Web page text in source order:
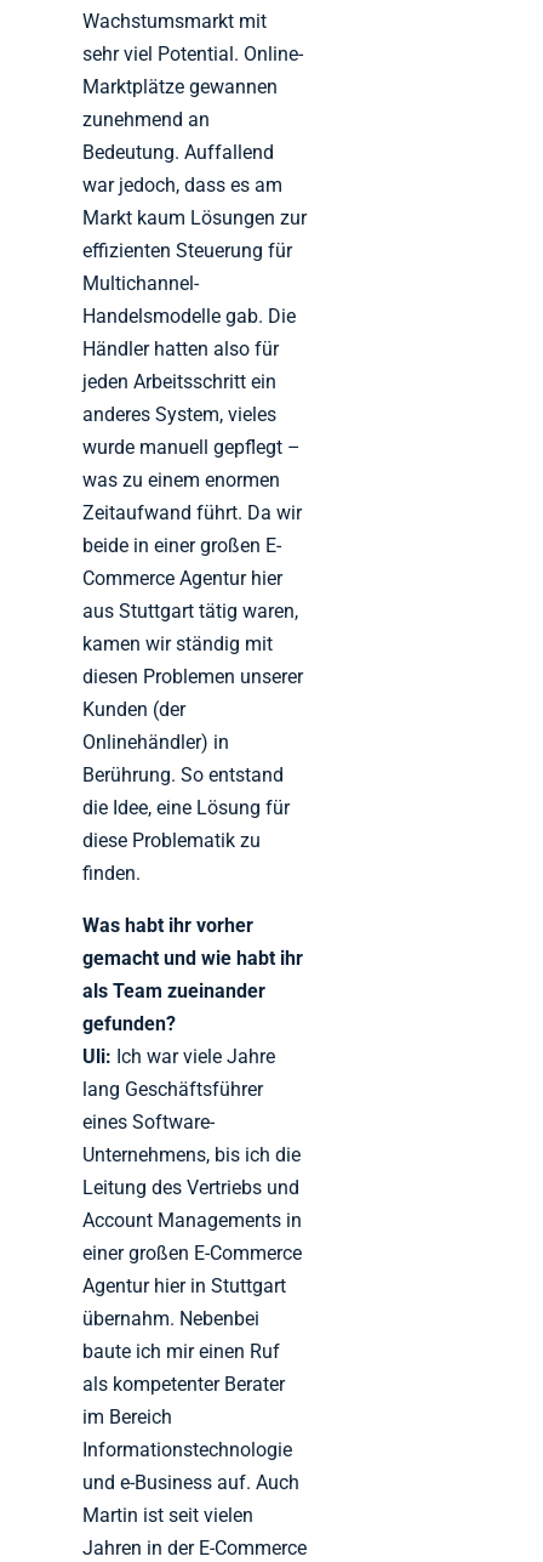
Wachstumsmarkt mit
sehr viel Potential. Online-
Marktplätze gewannen
zunehmend an
Bedeutung. Auffallend
war jedoch, dass es am
Markt kaum Lösungen zur
effizienten Steuerung für
Multichannel-
Handelsmodelle gab. Die
Händler hatten also für
jeden Arbeitsschritt ein
anderes System, vieles
wurde manuell gepflegt –
was zu einem enormen
Zeitaufwand führt. Da wir
beide in einer großen E-
Commerce Agentur hier
aus Stuttgart tätig waren,
kamen wir ständig mit
diesen Problemen unserer
Kunden (der
Onlinehändler) in
Berührung. So entstand
die Idee, eine Lösung für
diese Problematik zu
finden.
Was habt ihr vorher
gemacht und wie habt ihr
als Team zueinander
gefunden?
Uli: Ich war viele Jahre
lang Geschäftsführer
eines Software-
Unternehmens, bis ich die
Leitung des Vertriebs und
Account Managements in
einer großen E-Commerce
Agentur hier in Stuttgart
übernahm. Nebenbei
baute ich mir einen Ruf
als kompetenter Berater
im Bereich
Informationstechnologie
und e-Business auf. Auch
Martin ist seit vielen
Jahren in der E-Commerce